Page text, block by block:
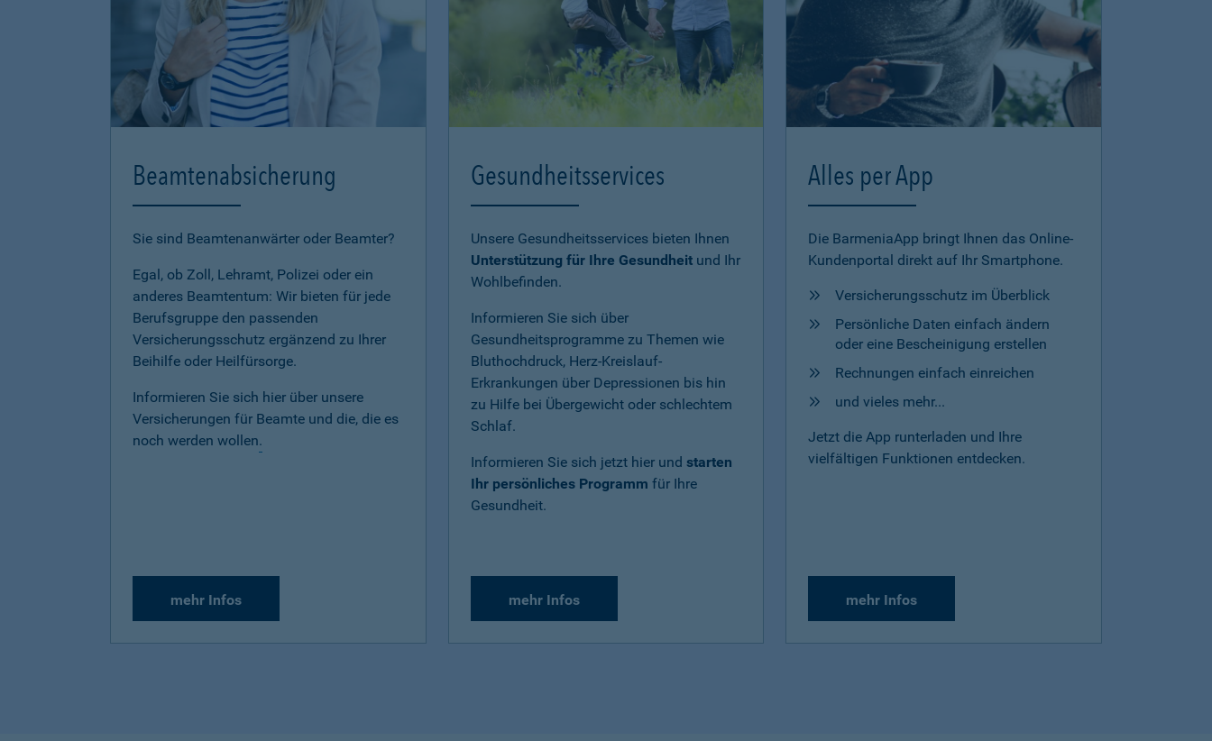
Beamtenabsicherung
Sie sind Beamtenanwärter oder Beamter?
Egal, ob Zoll, Lehramt, Polizei oder ein
anderes Beamtentum: Wir bieten für jede
Berufsgruppe den passenden
Versicherungsschutz ergänzend zu Ihrer
Beihilfe oder Heilfürsorge.
Informieren Sie sich hier über unsere
Versicherungen für Beamte und die, die es
noch werden wollen.
mehr Infos
Gesundheitsservices
Unsere Gesundheitsservices bieten Ihnen
Unterstützung für Ihre Gesundheitund Ihr
Wohlbefinden.
Informieren Sie sich über
Gesundheitsprogramme zu Themen wie
Bluthochdruck, Herz-Kreislauf-
Erkrankungen über Depressionen bis hin
zu Hilfe bei Übergewicht oder schlechtem
Schlaf.
Informieren Sie sich jetzt hier und starten
Ihr persönliches Programm für Ihre
Gesundheit.
mehr Infos
Alles per App
Die BarmeniaApp bringt Ihnen das Online-
Kundenportal direkt auf Ihr Smartphone.
Versicherungsschutz im Überblick
Persönliche Daten einfach ändern
oder eine Bescheinigung erstellen
Rechnungen einfach einreichen
und vieles mehr...
Jetzt die App runterladen und Ihre
vielfältigen Funktionen entdecken.
mehr Infos